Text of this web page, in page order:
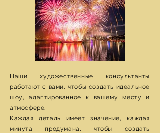
Наши художественные консультанты
работают с вами, чтобы создать идеальное
шоу, адаптированное к вашему месту и
атмосфере.
Каждая деталь имеет значение, каждая
минута продумана, чтобы создать